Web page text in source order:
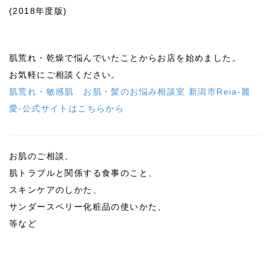
(2018年度版)
肌荒れ・乾燥で悩んでいたことからお店を始めました。
お気軽にご相談ください。
肌荒れ・敏感肌 お肌・髪のお悩み相談室 新潟市Reia-麗
愛-公式サイトはこちらから
お肌のご相談、
肌トラブルと関係する食事のこと、
スキンケアのしかた、
サンダースペリー化粧品の使いかた、
等など